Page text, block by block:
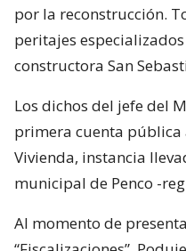
por la reconstrucción.
peritajes
constructora San
Los dichos del jefe del
primera cuenta pública
Vivienda, instancia
municipal de Penco -
Al momento de